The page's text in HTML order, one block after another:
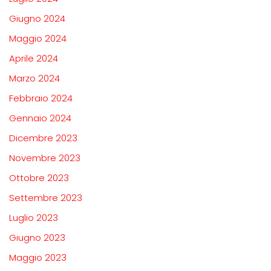
Giugno 2024
Maggio 2024
Aprile 2024
Marzo 2024
Febbraio 2024
Gennaio 2024
Dicembre 2023
Novembre 2023
Ottobre 2023
Settembre 2023
Luglio 2023
Giugno 2023
Maggio 2023